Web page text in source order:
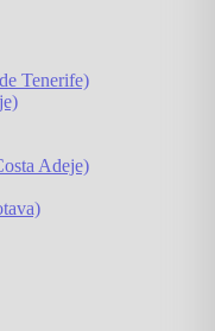
Tenerife)
Adeje)